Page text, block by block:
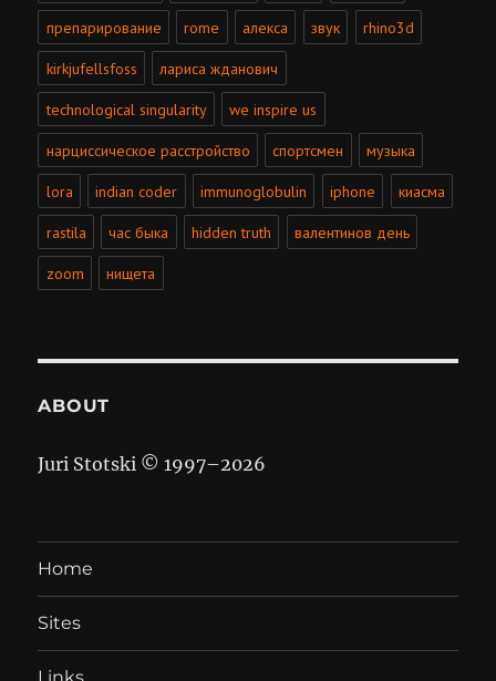
препарирование rome алекса звук rhino3d
kirkjufellsfoss лариса жданович
technological singularity we inspire us
нарциссическое расстройство спортсмен музыка
lora indian coder immunoglobulin iphone киасма
rastila час быка hidden truth валентинов день
zoom нищета
ABOUT
Juri Stotski © 1997–2026
Home
Sites